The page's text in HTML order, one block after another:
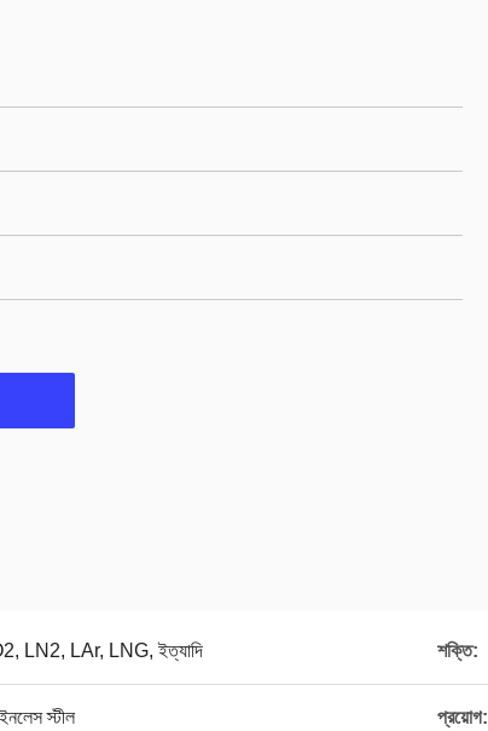
LN2, LAr, LNG, ইত্যাদি শক্তি:
স্টীল প্রয়োগ: